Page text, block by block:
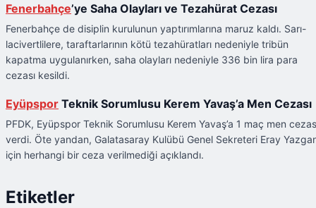
Fenerbahçe’ye Saha Olayları ve Tezahürat Cezası
Fenerbahçe de disiplin kurulunun yaptırımlarına maruz kaldı. Sarı-
lacivertlilere, taraftarlarının kötü tezahüratları nedeniyle tribün
kapatma uygulanırken, saha olayları nedeniyle 336 bin lira para
cezası kesildi.
Eyüpspor Teknik Sorumlusu Kerem Yavaş’a Men Cezası
PFDK, Eyüpspor Teknik Sorumlusu Kerem Yavaş’a 1 maç men
verdi. Öte yandan, Galatasaray Kulübü Genel Sekreteri Eray
için herhangi bir ceza verilmediği açıklandı.
Etiketler